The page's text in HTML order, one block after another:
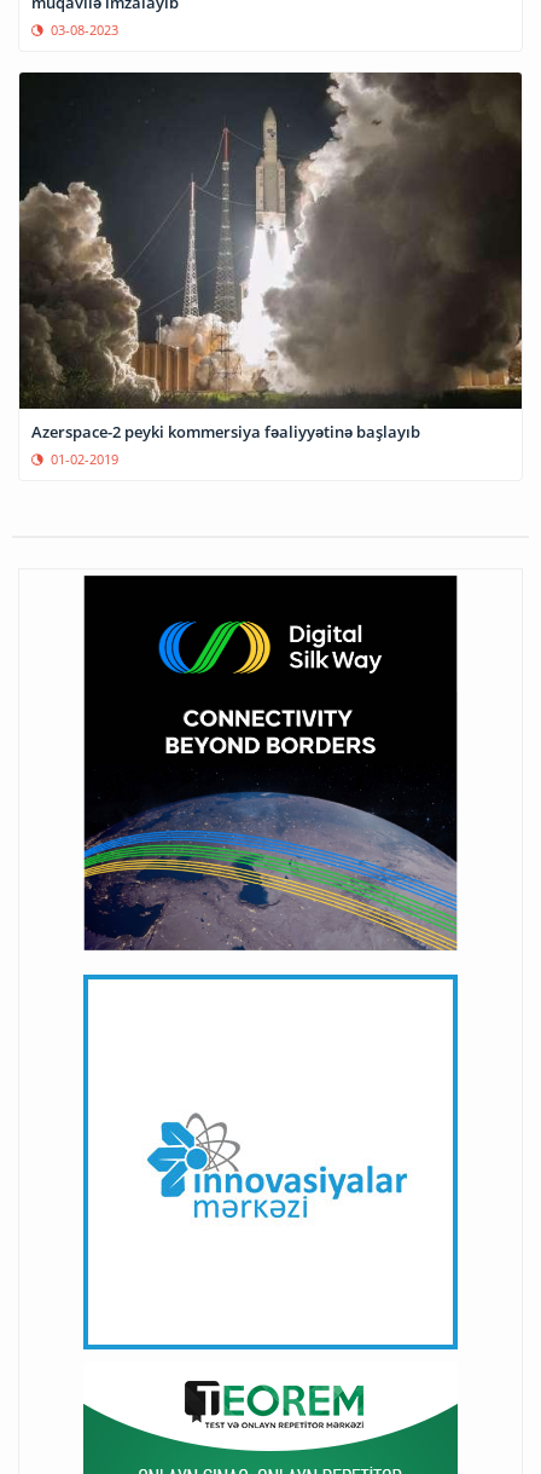
03-08-2023
Azerspace-2 peyki kommersiya fəaliyyətinə başlayıb
01-02-2019